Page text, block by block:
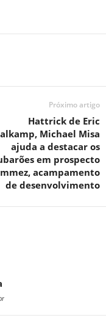
Próximo artigo
Hattrick de Eric
​​Michael Misa
ajuda a destacar os
em prospecto
acampamento
de desenvolvimento